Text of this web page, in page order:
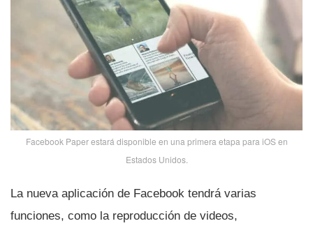
Facebook Paper estará disponible en una primera etapa para iOS en
Estados Unidos.
La nueva aplicación de Facebook tendrá varias
funciones, como la reproducción de videos,